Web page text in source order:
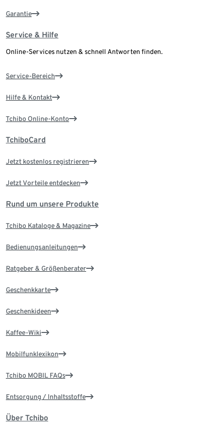
Garantie
Service & Hilfe
Online-Services nutzen & schnell Antworten finden.
Service-Bereich
Hilfe & Kontakt
Tchibo Online-Konto
TchiboCard
Jetzt kostenlos registrieren
Jetzt Vorteile entdecken
Rund um unsere Produkte
Tchibo Kataloge & Magazine
Bedienungsanleitungen
Ratgeber & Größenberater
Geschenkkarte
Geschenkideen
Kaffee-Wiki
Mobilfunklexikon
Tchibo MOBIL FAQs
Entsorgung / Inhaltsstoffe
Über Tchibo